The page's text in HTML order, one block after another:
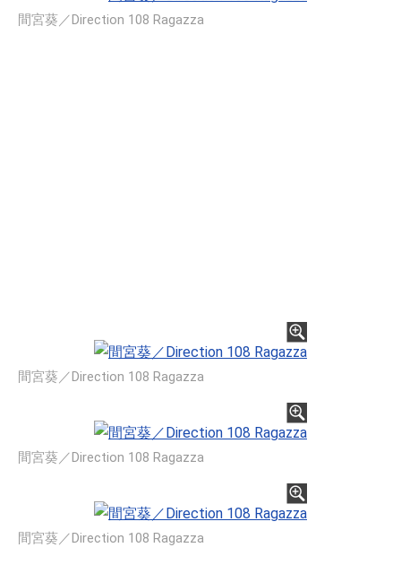
間宮葵／Direction 108 Ragazza
間宮葵／Direction 108 Ragazza
間宮葵／Direction 108 Ragazza
間宮葵／Direction 108 Ragazza